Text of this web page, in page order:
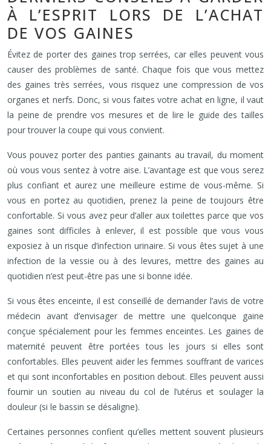
À L’ESPRIT LORS DE L’ACHAT
DE VOS GAINES
Évitez de porter des gaines trop serrées, car elles peuvent vous
causer des problèmes de santé. Chaque fois que vous mettez
des gaines très serrées, vous risquez une compression de vos
organes et nerfs. Donc, si vous faites votre achat en ligne, il vaut
la peine de prendre vos mesures et de lire le guide des tailles
pour trouver la coupe qui vous convient.
Vous pouvez porter des panties gainants au travail, du moment
où vous vous sentez à votre aise. L’avantage est que vous serez
plus confiant et aurez une meilleure estime de vous-même. Si
vous en portez au quotidien, prenez la peine de toujours être
confortable. Si vous avez peur d’aller aux toilettes parce que vos
gaines sont difficiles à enlever, il est possible que vous vous
exposiez à un risque d’infection urinaire. Si vous êtes sujet à une
infection de la vessie ou à des levures, mettre des gaines au
quotidien n’est peut-être pas une si bonne idée.
Si vous êtes enceinte, il est conseillé de demander l’avis de votre
médecin avant d’envisager de mettre une quelconque gaine
conçue spécialement pour les femmes enceintes. Les gaines de
maternité peuvent être portées tous les jours si elles sont
confortables. Elles peuvent aider les femmes souffrant de varices
et qui sont inconfortables en position debout. Elles peuvent aussi
fournir un soutien au niveau du col de l’utérus et soulager la
douleur (si le bassin se désaligne).
Certaines personnes confient qu’elles mettent souvent plusieurs